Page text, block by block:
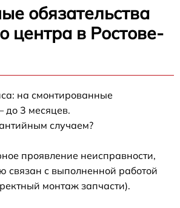
обязательства
центра в Ростове-
на смонтированные
3 месяцев.
случаем?
проявление неисправности,
связан с выполненной работой
монтаж запчасти).